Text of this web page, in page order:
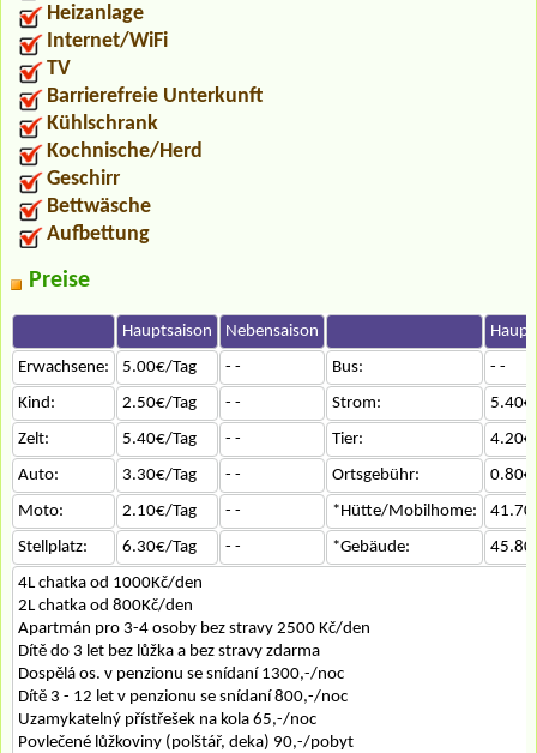
Heizanlage
Internet/WiFi
TV
Barrierefreie Unterkunft
Kühlschrank
Kochnische/Herd
Geschirr
Bettwäsche
Aufbettung
Preise
Hauptsaison Nebensaison
Erwachsene:
5.00€/Tag - - Bus:
- -
Kind:
2.50€/Tag - - Strom:
Zelt:
5.40€/Tag - - Tier:
Auto:
3.30€/Tag - - Ortsgebühr:
Moto:
2.10€/Tag - - *Hütte/Mobilhome:
Stellplatz:
6.30€/Tag - - *Gebäude:
4L chatka od 1000Kč/den
2L chatka od 800Kč/den
Apartmán pro 3-4 osoby bez stravy 2500 Kč/den
Dítě do 3 let bez lůžka a bez stravy zdarma
Dospělá os. v penzionu se snídaní 1300,-/noc
Dítě 3 - 12 let v penzionu se snídaní 800,-/noc
Uzamykatelný přístřešek na kola 65,-/noc
Povlečené lůžkoviny (polštář, deka) 90,-/pobyt